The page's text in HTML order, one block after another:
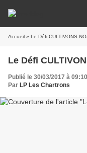
Accueil » Le Défi CULTIVONS
Le Défi
Publié le 30/03/2017 à 09:10
Par LP Les Chartrons